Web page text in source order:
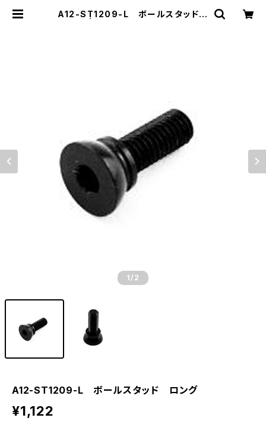
A12-ST1209-L ボールスタッド
1 /2
A12-ST1209-L ボールスタッド ロング
¥1,122